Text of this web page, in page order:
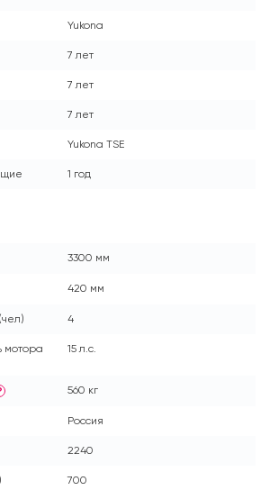
Yukona
7 лет
7 лет
7 лет
Yukona TSE
1 год
3300 мм
420 мм
4
мотора
15 л.с.
560 кг
Россия
2240
700